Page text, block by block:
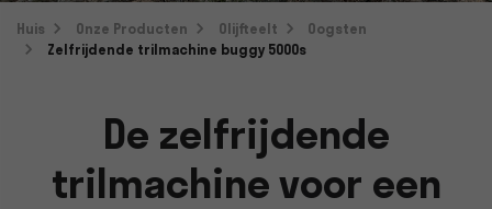
Huis Onze Producten Olijfteelt
Oogsten
Zelfrijdende trilmachine buggy 5000s
De zelfrijdende
trilmachine voor een